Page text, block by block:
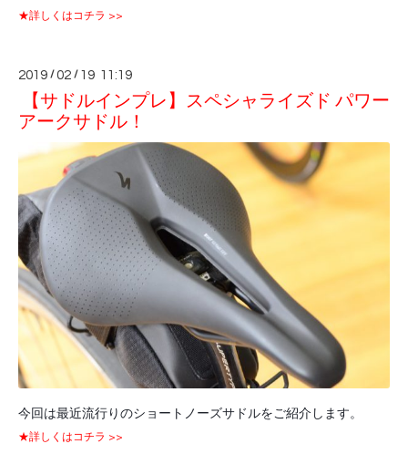
★詳しくはコチラ >>
2019 /02 / 19 11:19
【サドルインプレ】スペシャライズド パワー
アークサドル！
今回は最近流行りのショートノーズサドルをご紹介します。
★詳しくはコチラ >>